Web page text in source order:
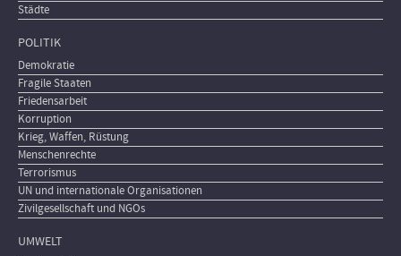
Städte
POLITIK
Demokratie
Fragile Staaten
Friedensarbeit
Korruption
Krieg, Waffen, Rüstung
Menschenrechte
Terrorismus
UN und internationale Organisationen
Zivilgesellschaft und NGOs
UMWELT